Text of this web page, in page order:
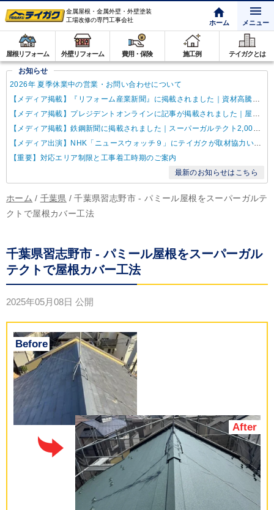
金属屋根・金属外壁・外壁塗装
工場改修の専門工事会社
ホーム メニュー
屋根リフォーム 外壁リフォーム 費用・保険 施工例 テイガクとは
お知らせ
2026年 夏季休業中の営業・お問い合わせについて
【メディア掲載】『リフォーム産業新聞』に掲載されました｜資材高騰・納期遅延に対するテイガクの取り組み
【メディア掲載】プレジデントオンラインに記事が掲載されました｜屋根点検商法について解説
【メディア掲載】鉄鋼新聞に掲載されました｜スーパーガルテクト2,000万㎡達成
【メディア出演】NHK「ニュースウォッチ９」にテイガクが取材協力いたしました
【重要】対応エリア制限と工事着工時期のご案内
最新のお知らせはこちら
ホーム / 千葉県 / 千葉県習志野市 - パミール屋根をスーパーガルテ
クトで屋根カバー工法
千葉県習志野市 - パミール屋根をスーパーガル
テクトで屋根カバー工法
2025年05月08日 公開